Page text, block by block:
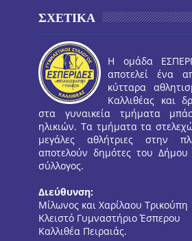
ΣΧΕΤΙΚΑ
Η ομάδα
αποτελεί ένα
κύτταρα
Καλλιθέας και
στα γυναικεία τμήματα
ηλικιών. Τα τμήματα τα
μεγάλες αθλήτριες στην
αποτελούν δημότες του
σύλλογος.
Διεύθυνση:
Μίλωνος και Χαρίλαου Τρικούπη
Κλειστό Γυμναστήριο Έσπερου
Καλλιθέα Πειραιάς.